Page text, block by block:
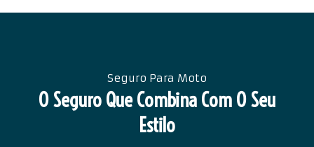
Seguro Para Moto
O Seguro Que Combina Com O Seu
Estilo